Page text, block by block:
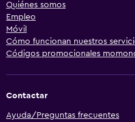
Quiénes somos
Empleo
Móvil
Cómo funcionan nuestros
Códigos promocionales
Contactar
Ayuda/Preguntas frecuentes